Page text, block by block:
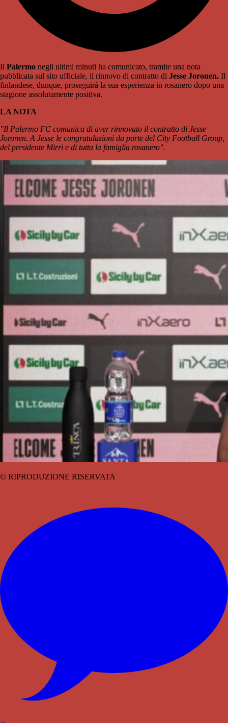
Il Palermo negli ultimi minuti ha comunicato, tramite una nota
pubblicata sul sito ufficiale, il rinnovo di contratto di Jesse Joronen. Il
finlandese, dunque, proseguirà la sua esperienza in rosanero dopo una
stagione assolutamente positiva.
LA NOTA
"Il Palermo FC comunica di aver rinnovato il contratto di Jesse
Joronen. A Jesse le congratulazioni da parte del City Football Group,
del presidente Mirri e di tutta la famiglia rosanero".
© RIPRODUZIONE RISERVATA